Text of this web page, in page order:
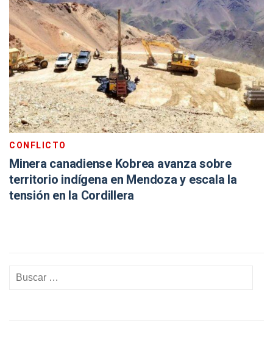
CONFLICTO
Minera canadiense Kobrea avanza sobre
territorio indígena en Mendoza y escala la
tensión en la Cordillera